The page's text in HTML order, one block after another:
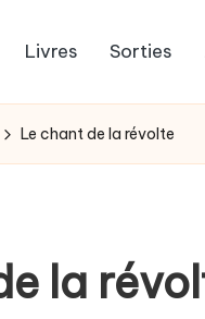
Livres Sorties
Le chant de la révolte
la